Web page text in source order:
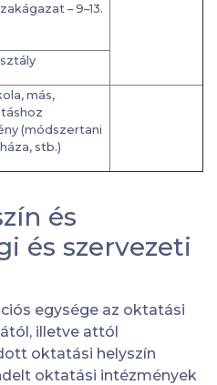
– 9–13.
más,
(módszertani
stb.)
és
és szervezeti
egysége az oktatási
illetve attól
oktatási helyszín
oktatási intézmények